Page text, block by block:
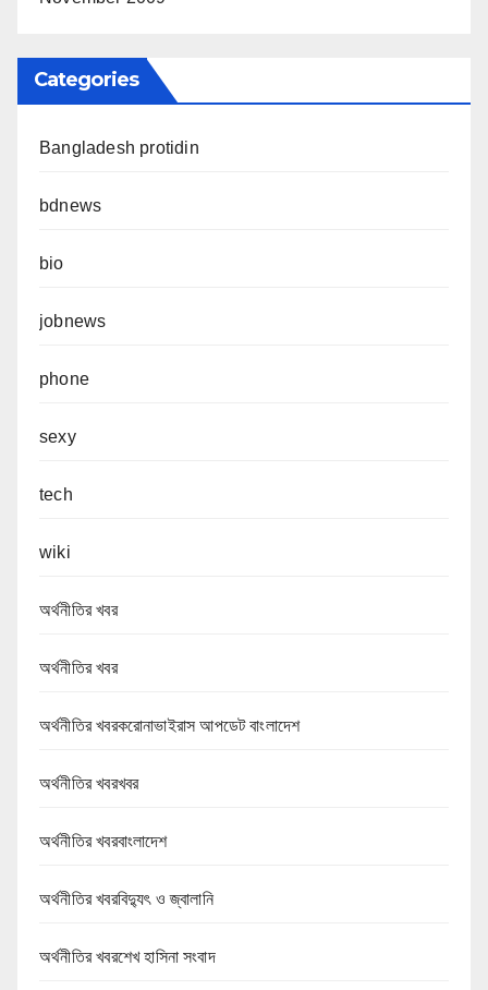
Categories
Bangladesh protidin
bdnews
bio
jobnews
phone
sexy
tech
wiki
অর্থনীতির খবর
অর্থনীতির খবর
অর্থনীতির খবরকরোনাভাইরাস আপডেট বাংলাদেশ
অর্থনীতির খবরখবর
অর্থনীতির খবরবাংলাদেশ
অর্থনীতির খবরবিদ্যুৎ ও জ্বালানি
অর্থনীতির খবরশেখ হাসিনা সংবাদ